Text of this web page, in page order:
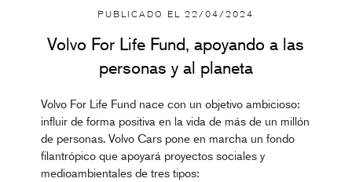
PUBLICADO EL22/04/2024
Volvo For Life Fund, apoyando a las
personas y al planeta
Volvo For Life Fund nace con un objetivo ambicioso:
influir de forma positiva en la vida de más de un millón
de personas. Volvo Cars pone en marcha un fondo
filantrópico que apoyará proyectos sociales y
medioambientales de tres tipos: